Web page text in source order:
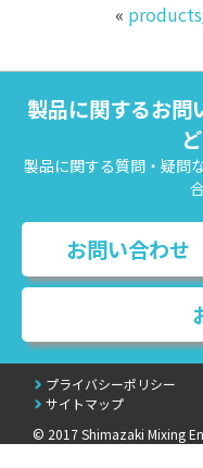
«
製品に関するお問
製品に関する質問・疑問
お問い合わせ
プライバシーポリシー
サイトマップ
© 2017 Shimazaki Mixing